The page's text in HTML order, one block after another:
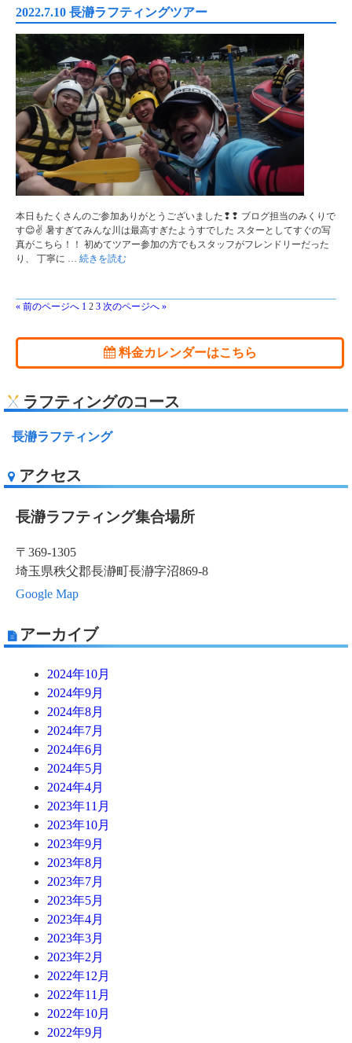
2022.7.10 長瀞ラフティングツアー
本日もたくさんのご参加ありがとうございました❢❢ ブログ担当のみくりで
す😊✌ 暑すぎてみんな川は最高すぎたようすでした スターとしてすぐの写
真がこちら！！ 初めてツアー参加の方でもスタッフがフレンドリーだった
り、 丁寧に … 続きを読む
« 前のページへ 1 2 3 次のページへ »
料金カレンダーはこちら
ラフティングのコース
長瀞ラフティング
アクセス
長瀞ラフティング集合場所
〒369-1305
埼玉県秩父郡長瀞町長瀞字沼869-8
Google Map
アーカイブ
2024年10月
2024年9月
2024年8月
2024年7月
2024年6月
2024年5月
2024年4月
2023年11月
2023年10月
2023年9月
2023年8月
2023年7月
2023年5月
2023年4月
2023年3月
2023年2月
2022年12月
2022年11月
2022年10月
2022年9月